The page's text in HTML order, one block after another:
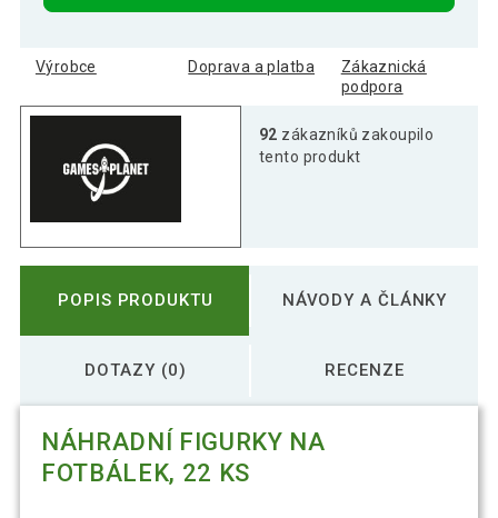
Výrobce Doprava a platba
Zákaznická
podpora
92 zákazníků zakoupilo
tento produkt
POPIS PRODUKTU NÁVODY A ČLÁNKY
DOTAZY (0) RECENZE
NÁHRADNÍ FIGURKY NA
FOTBÁLEK, 22 KS